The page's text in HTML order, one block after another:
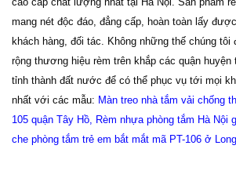
mang nét độc đáo, đẳng cấp, hoàn toàn lấy
khách hàng, đối tác. Không những thế chúng tôi
rộng thương hiệu rèm trên khắp các quận huyện
tỉnh thành đất nước để có thể phục vụ tới mọi
nhất với các mẫu: Màn treo nhà tắm vải chống
105 quận Tây Hồ
Rèm nhựa phòng tắm Hà Nội
che phòng tắm trẻ em bắt mắt mã PT-106 ở